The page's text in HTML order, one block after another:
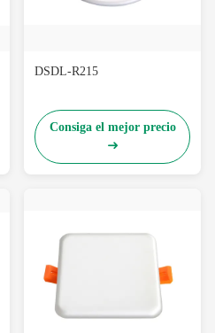
DSDL-R215
Consiga el mejor precio